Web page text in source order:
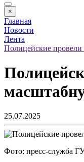
×
Главная
Новости
Лента
Полицейские провели
25.07.2025
Фото: пресс-служба